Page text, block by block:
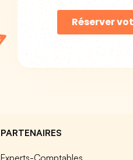
PARTENAIRES
Experts-Comptables